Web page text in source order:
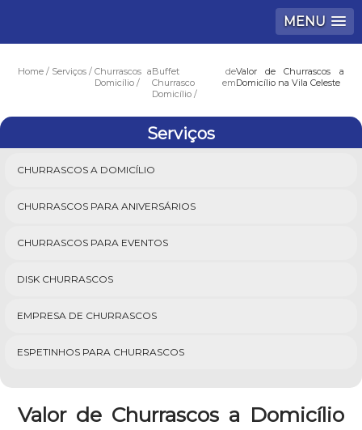
MENU
Home Serviços
Churrascos a
Domicílio
Buffet de
Churrasco em
Domicílio
Valor de Churrascos a
Domicílio na Vila Celeste
Serviços
CHURRASCOS A DOMICÍLIO
CHURRASCOS PARA ANIVERSÁRIOS
CHURRASCOS PARA EVENTOS
DISK CHURRASCOS
EMPRESA DE CHURRASCOS
ESPETINHOS PARA CHURRASCOS
Valor de Churrascos a Domicílio